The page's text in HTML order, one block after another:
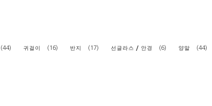
(44) 귀걸이 (16) 반지 (17) 선글라스 / 안경 (6) 양말 (44)